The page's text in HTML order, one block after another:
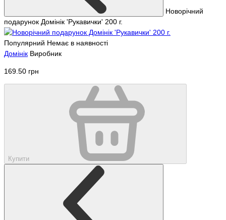
Новорічний
подарунок Домінік 'Рукавички' 200 г.
Популярний Немає в наявності
Домінік Виробник
169.50 грн
Купити